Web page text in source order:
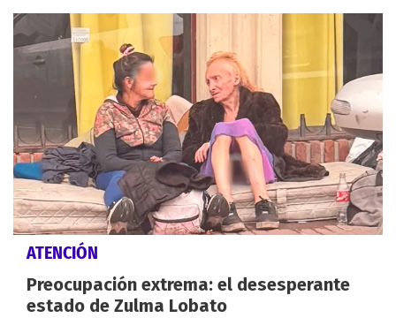
ATENCIÓN
Preocupación extrema: el desesperante
estado de Zulma Lobato